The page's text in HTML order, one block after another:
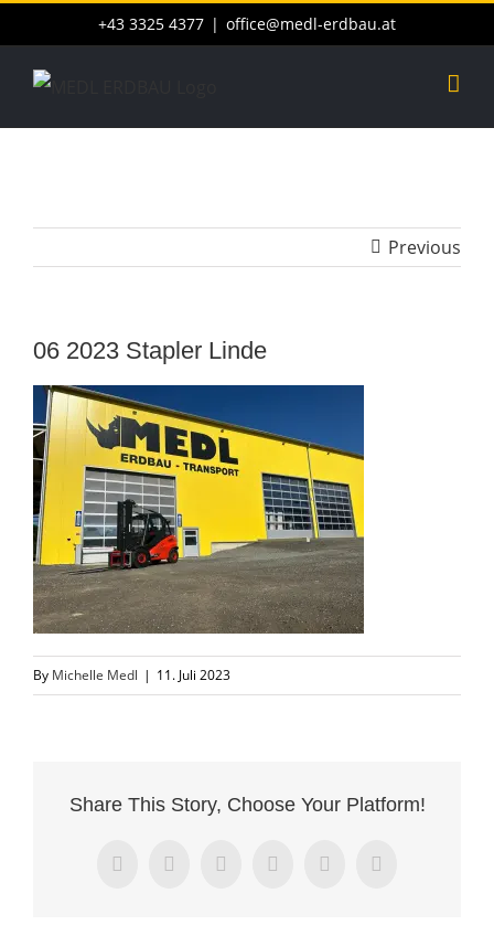
to
content
+43 3325 4377 | office@medl-erdbau.at
Previous
06 2023 Stapler Linde
By Michelle Medl | 11. Juli 2023
Share This Story, Choose Your Platform!
Facebook
X LinkedInWhatsAppPinterestEmail